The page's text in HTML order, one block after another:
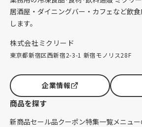
居酒屋・ダイニングバー・カフェなど飲
します。
株式会社ミクリード
東京都新宿区西新宿2-3-1 新宿モノリス28F
企業情報
商品を探す
新商品セール品クーポン特集一覧メニュ